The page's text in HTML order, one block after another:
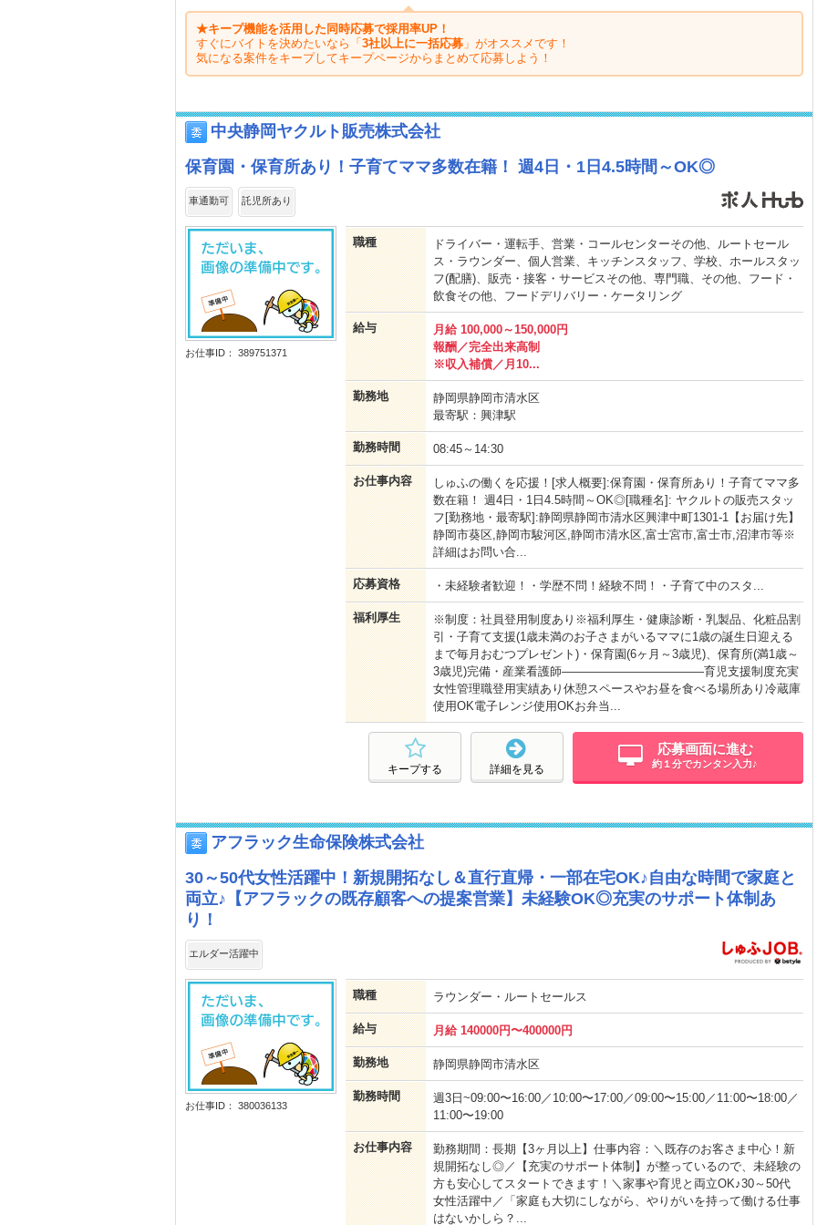
★キープ機能を活用した同時応募で採用率UP！
すぐにバイトを決めたいなら「 3社以上に一括応募 」がオススメです！
気になる案件をキープしてキープページからまとめて応募しよう！
中央静岡ヤクルト販売株式会社
保育園・保育所あり！子育てママ多数在籍！ 週4日・1日4.5時間～OK◎
車通勤可 託児所あり
お仕事ID： 389751371
職種
ドライバー・運転手、営業・コールセンターその他、ルートセール
ス・ラウンダー、個人営業、キッチンスタッフ、学校、ホールスタッ
フ(配膳)、販売・接客・サービスその他、専門職、その他、フード・
飲食その他、フードデリバリー・ケータリング
給与
月給 100,000～150,000円
報酬／完全出来高制
※収入補償／月10...
勤務地
静岡県静岡市清水区
最寄駅：興津駅
勤務時間 08:45～14:30
お仕事内容
しゅふの働くを応援！[求人概要]:保育園・保育所あり！子育てママ多
数在籍！ 週4日・1日4.5時間～OK◎[職種名]: ヤクルトの販売スタッ
フ[勤務地・最寄駅]:静岡県静岡市清水区興津中町1301-1【お届け先】
静岡市葵区,静岡市駿河区,静岡市清水区,富士宮市,富士市,沼津市等※
詳細はお問い合...
応募資格 ・未経験者歓迎！・学歴不問！経験不問！・子育て中のスタ...
福利厚生
※制度：社員登用制度あり※福利厚生・健康診断・乳製品、化粧品割
引・子育て支援(1歳未満のお子さまがいるママに1歳の誕生日迎える
まで毎月おむつプレゼント)・保育園(6ヶ月～3歳児)、保育所(満1歳～
3歳児)完備・産業看護師――――――――――――育児支援制度充実
女性管理職登用実績あり休憩スペースやお昼を食べる場所あり冷蔵庫
使用OK電子レンジ使用OKお弁当...
応募画面に進む
約１分でカンタン入力♪
詳細を見る
キープする
アフラック生命保険株式会社
30～50代女性活躍中！新規開拓なし＆直行直帰・一部在宅OK♪自由な時間で家庭と
両立♪【アフラックの既存顧客への提案営業】未経験OK◎充実のサポート体制あ
り！
エルダー活躍中
お仕事ID： 380036133
職種 ラウンダー・ルートセールス
給与 月給 140000円〜400000円
勤務地 静岡県静岡市清水区
勤務時間
週3日~09:00〜16:00／10:00〜17:00／09:00〜15:00／11:00〜18:00／
11:00〜19:00
お仕事内容
勤務期間：長期【3ヶ月以上】仕事内容：＼既存のお客さま中心！新
規開拓なし◎／【充実のサポート体制】が整っているので、未経験の
方も安心してスタートできます！＼家事や育児と両立OK♪30～50代
女性活躍中／「家庭も大切にしながら、やりがいを持って働ける仕事
はないかしら？...